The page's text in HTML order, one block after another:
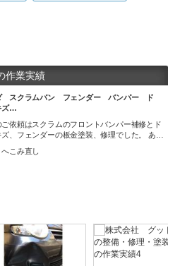
作業実績
スクラムバン フェンダー バンパー ド
…
ご依頼はスクラムのフロントバンパー補修とド
ズ、フェンダーの板金塗装、修理でした。 あり
ね＾＾
こみ直し